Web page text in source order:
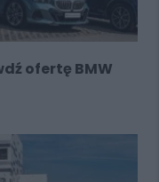
ofertę BMW